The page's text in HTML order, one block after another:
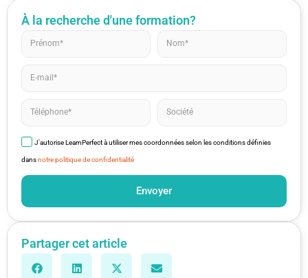
À la recherche d'une formation?
J'autorise LearnPerfect à utiliser mes coordonnées selon les conditions définies
dansnotre politique de confidentialité
Envoyer
Partager cet article